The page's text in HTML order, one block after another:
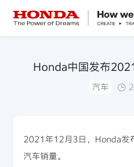
Honda中国发布
汽车
2021年12月3日，Honda发
汽车销量。